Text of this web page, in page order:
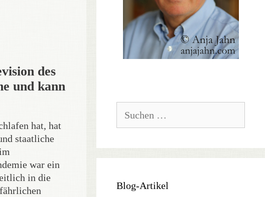
des
und kann
hat, hat
staatliche
war ein
in die
nach:
Blog-Artikel